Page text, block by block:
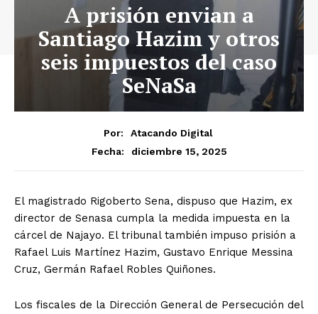
A prisión envian a
Santiago Hazim y otros
seis impuestos del caso
SeNaSa
Por:
Atacando Digital
Fecha:
diciembre 15, 2025
El magistrado Rigoberto Sena, dispuso que Hazim, ex
director de Senasa cumpla la medida impuesta en la
cárcel de Najayo. El tribunal también impuso prisión a
Rafael Luis Martínez Hazim, Gustavo Enrique Messina
Cruz, Germán Rafael Robles Quiñones.
Los fiscales de la Dirección General de Persecución del